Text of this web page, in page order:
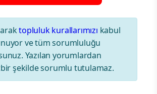
topluluk kurallarımızı kabul
ve tüm sorumluluğu
Yazılan yorumlardan
şekilde sorumlu tutulamaz.